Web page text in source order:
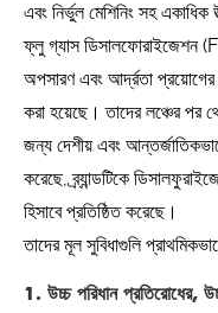
এবং নির্ভুল মেশিনিং সহ একাধিক
ফ্লু গ্যাস ডিসালফোরাইজেশন
অপসারণ এবং আর্দ্রতা প্রয়োগের
করা হয়েছে। তাদের লঞ্চের পর
জন্য দেশীয় এবং
করেছে, ব্র্যান্ডটিকে
হিসাবে প্রতিষ্ঠিত করেছে।
তাদের মূল সুবিধাগুলি
1. উচ্চ পরিধান প্রতিরোধের,